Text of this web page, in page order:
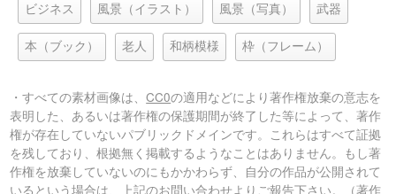
ビジネス 風景（イラスト） 風景（写真） 武器
本（ブック） 老人 和柄模様 枠（フレーム）
・すべての素材画像は、CC0の適用などにより著作権放棄の意志を
表明した、あるいは著作権の保護期間が終了した等によって、著作
権が存在していないパブリックドメインです。これらはすべて証拠
を残しており、根拠無く掲載するようなことはありません。もし著
作権を放棄していないのにもかかわらず、自分の作品が公開されて
いるという場合は、上記のお問い合わせよりご報告下さい。（著作